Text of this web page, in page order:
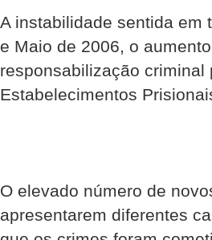
A instabilidade sentida em
e Maio de 2006, o
responsabilização
Estabelecimentos
O elevado número de
apresentarem diferentes